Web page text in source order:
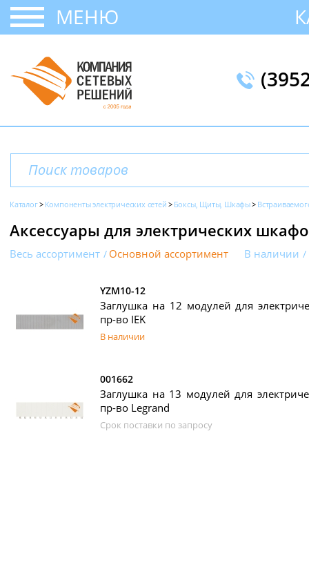
МЕНЮ
Каталог Компоненты электрических сетей Боксы, Щиты, Шкафы
Аксессуары для электрических
Весь ассортимент Основной ассортимент В наличии
YZM10-12
Заглушка на 12 модулей для
пр-во IEK
В наличии
001662
Заглушка на 13 модулей для
пр-во Legrand
Срок поставки по запросу